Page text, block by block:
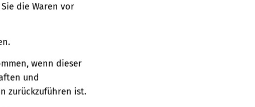
die Waren vor
wenn dieser
und
zurückzuführen ist.